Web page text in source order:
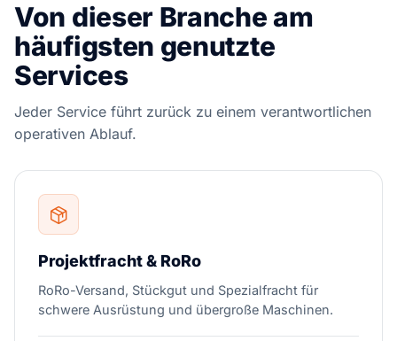
Von dieser Branche am
häufigsten genutzte
Services
Jeder Service führt zurück zu einem verantwortlichen
operativen Ablauf.
Projektfracht & RoRo
RoRo-Versand, Stückgut und Spezialfracht für
schwere Ausrüstung und übergroße Maschinen.